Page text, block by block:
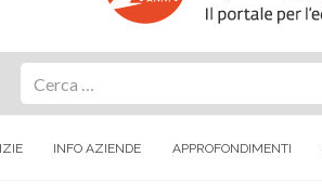
INFO AZIENDE APPROFONDIMENTI